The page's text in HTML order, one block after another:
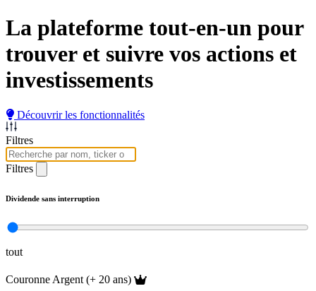
La plateforme tout-en-un pour
trouver et suivre vos actions et
investissements
Découvrir les fonctionnalités
Filtres
Filtres
Dividende sans interruption
tout
Couronne Argent (+ 20 ans)